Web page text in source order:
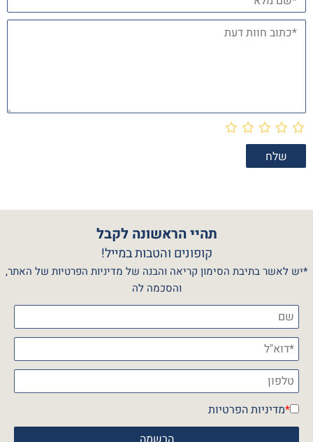
תהיי הראשונה לקבל
קופונים והטבות במייל!
*יש לאשר בתיבת הסימון קריאה והבנה של מדיניות הפרטיות של האתר,
והסכמה לה
*מדיניות הפרטיות